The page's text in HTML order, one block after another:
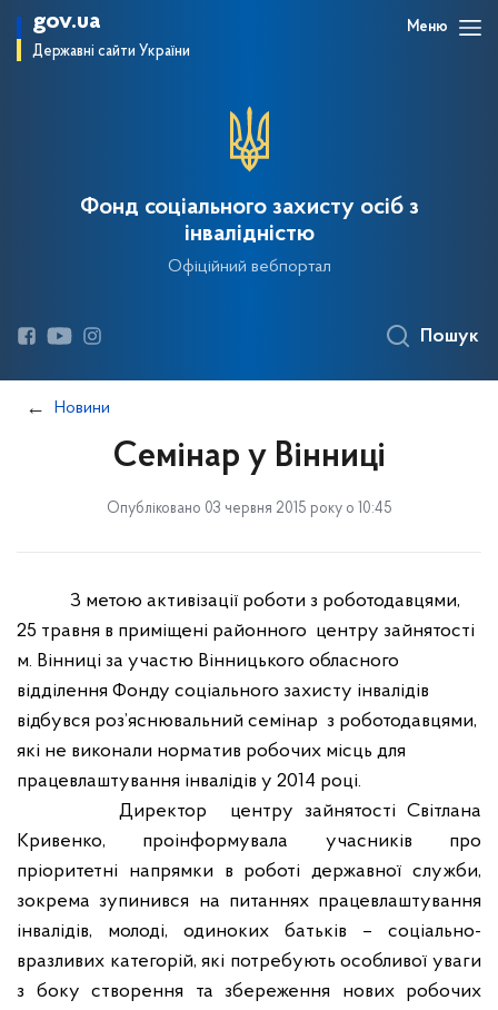
gov.ua
Державні сайти України
Меню
Фонд соціального захисту осіб з
інвалідністю
Офіційний вебпортал
Пошук
Новини
Семінар у Вінниці
Опубліковано 03 червня 2015 року о 10:45
З метою активізації роботи з роботодавцями,
25 травня в приміщені районного центру зайнятості
м. Вінниці за участю Вінницького обласного
відділення Фонду соціального захисту інвалідів
відбувся роз’яснювальний семінар з роботодавцями,
які не виконали норматив робочих місць для
працевлаштування інвалідів у 2014 році.
Директор
центру зайнятості Світлана
Кривенко, проінформувала учасників про
пріоритетні напрямки в роботі державної служби,
зокрема зупинився на питаннях працевлаштування
інвалідів, молоді, одиноких батьків – соціально-
вразливих категорій, які потребують особливої уваги
з боку створення та збереження нових робочих